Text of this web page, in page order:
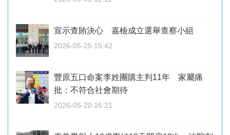
宣示查賄決心 嘉檢成立選舉查察小組
2026-05-25 15:42
豐原五口命案李姓團購主判11年 家屬痛
批：不符合社會期待
2026-05-20 16:21